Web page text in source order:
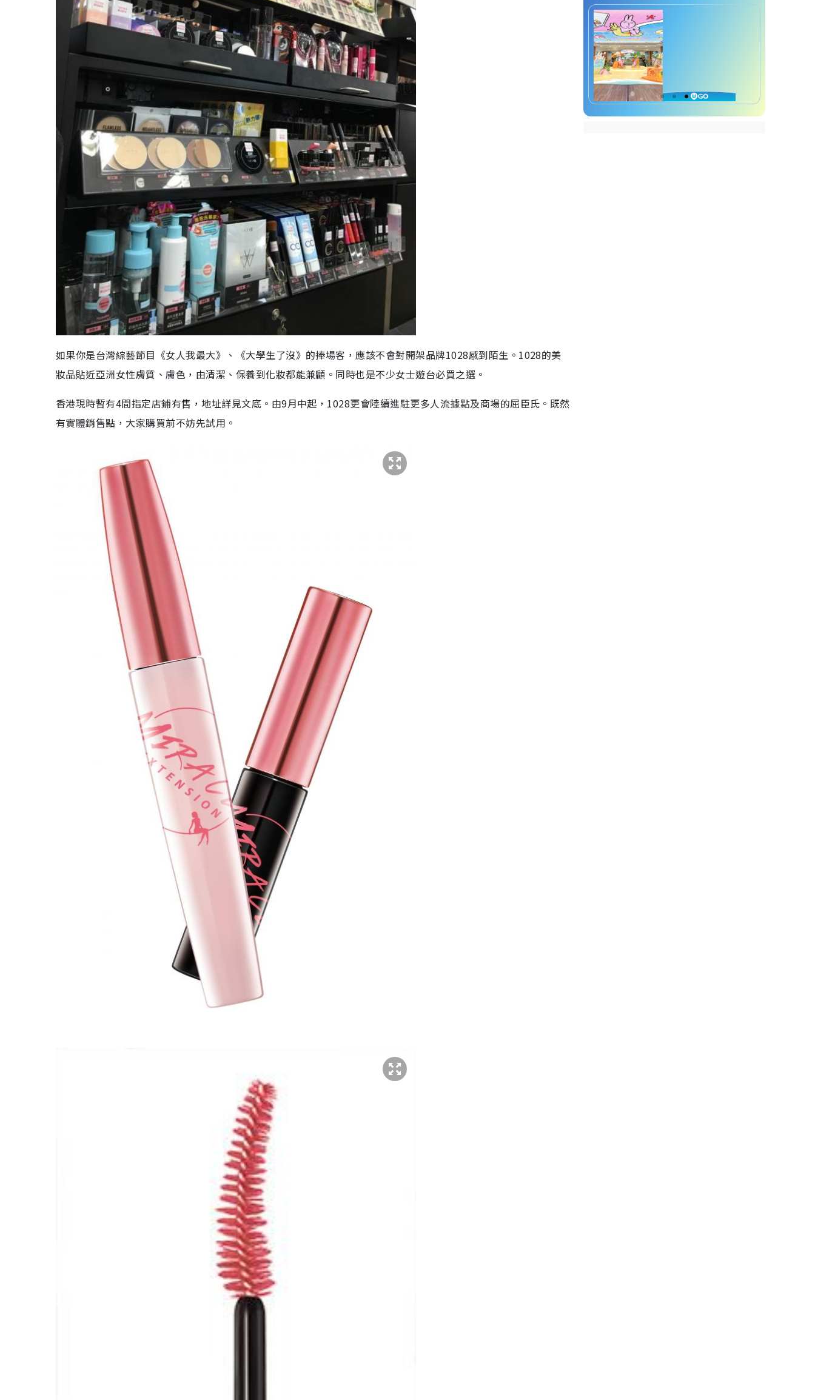
如果你是台灣綜藝節目《女人我最大》、《大學生了沒》的捧場客，應該不會對開架品牌1028感到陌生。1028的美
妝品貼近亞洲女性膚質、膚色，由清潔、保養到化妝都能兼顧。同時也是不少女士遊台必買之選。
香港現時暫有4間指定店鋪有售，地址詳見文底。由9月中起，1028更會陸續進駐更多人流據點及商場的屈臣氏。既然
有實體銷售點，大家購買前不妨先試用。